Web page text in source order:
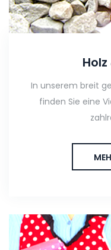
In unserem breit
finden Sie eine